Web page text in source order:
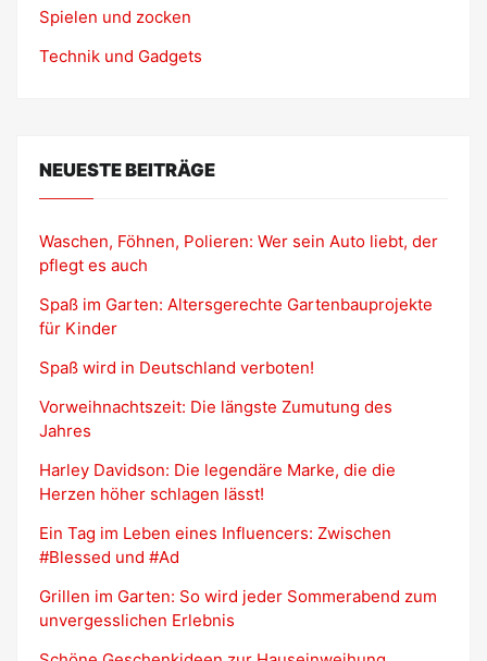
Spielen und zocken
Technik und Gadgets
NEUESTE BEITRÄGE
Waschen, Föhnen, Polieren: Wer sein Auto liebt, der
pflegt es auch
Spaß im Garten: Altersgerechte Gartenbauprojekte
für Kinder
Spaß wird in Deutschland verboten!
Vorweihnachtszeit: Die längste Zumutung des
Jahres
Harley Davidson: Die legendäre Marke, die die
Herzen höher schlagen lässt!
Ein Tag im Leben eines Influencers: Zwischen
#Blessed und #Ad
Grillen im Garten: So wird jeder Sommerabend zum
unvergesslichen Erlebnis